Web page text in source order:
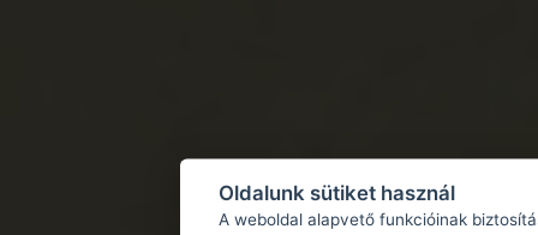
Oldalunk sütiket használ
A weboldal alapvető funkcióinak